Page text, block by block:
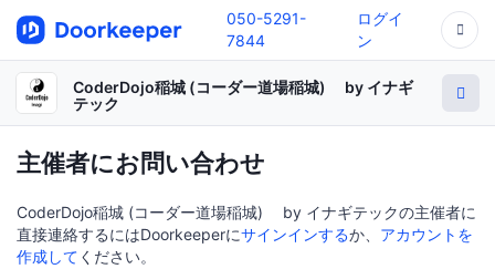
050-5291-
7844
ログイ
ン
CoderDojo稲城 (コーダー道場稲城) by イナギ
テック
主催者にお問い合わせ
CoderDojo稲城 (コーダー道場稲城) by イナギテックの主催者に
直接連絡するにはDoorkeeperにサインインするか、 アカウントを
作成して ください。